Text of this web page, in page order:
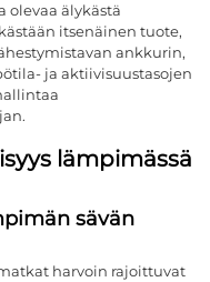
älykästä
itsenäinen tuote,
ankkurin,
ja aktiivisuustasojen
lämpimässä
sävän
harvoin rajoittuvat